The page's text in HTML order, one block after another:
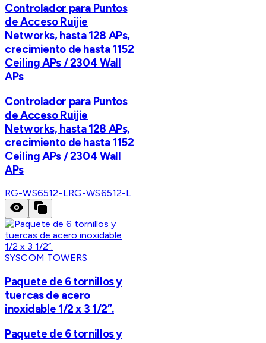
Controlador para Puntos
de Acceso Ruijie
Networks, hasta 128 APs,
crecimiento de hasta 1152
Ceiling APs / 2304 Wall
APs
Controlador para Puntos
de Acceso Ruijie
Networks, hasta 128 APs,
crecimiento de hasta 1152
Ceiling APs / 2304 Wall
APs
RG-WS6512-LRG-WS6512-L
SYSCOM TOWERS
Paquete de 6 tornillos y
tuercas de acero
inoxidable 1/2 x 3 1/2”.
Paquete de 6 tornillos y